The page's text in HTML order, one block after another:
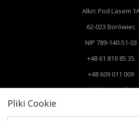
Alkri: Pod Lasem
62-023 Borówiec
NIP 789-140-51-03
+48 61 819 85 35
+48 609 011 009
Email:
Biuro: Pod Lasem 1 A, 62-023
Pliki Cookie